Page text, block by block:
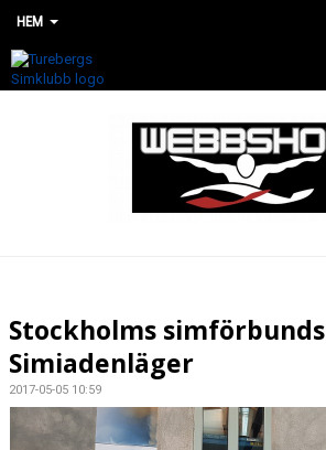
HEM
RENOVERING AV SIMHALLEN
Stockholms simförbunds
Simiadenläger
2017-05-05 10:59